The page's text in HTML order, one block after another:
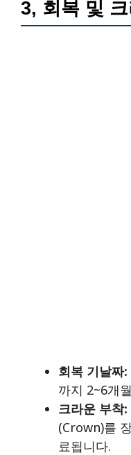
3, 회복 및
회복 기날짜:
까지 2~6개
크라운 부착:
(Crown)를
료됩니다.